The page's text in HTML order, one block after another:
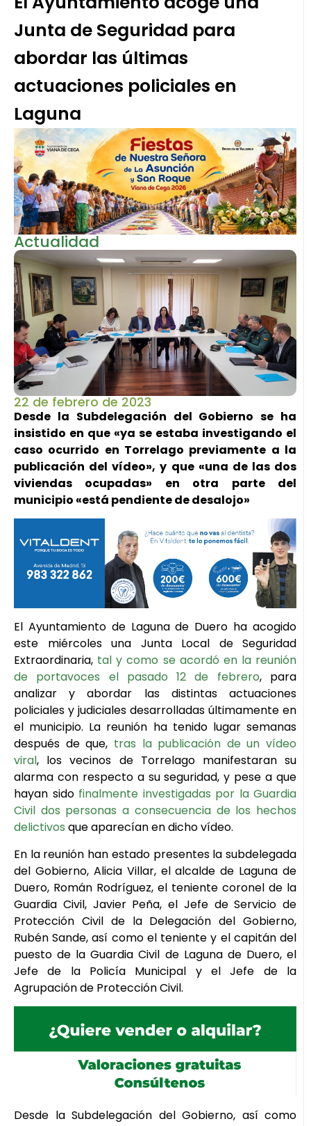
Junta de Seguridad para
abordar las últimas
actuaciones policiales en
Laguna
Actualidad
22 de febrero de 2023
Desde la Subdelegación del Gobierno se ha
insistido en que «ya se estaba investigando el
caso ocurrido en Torrelago previamente a la
publicación del vídeo», y que «una de las dos
viviendas ocupadas» en otra parte del
municipio «está pendiente de desalojo»
El Ayuntamiento de Laguna de Duero ha acogido
este miércoles una Junta Local de Seguridad
Extraordinaria, tal y como se acordó en la reunión
de portavoces el pasado 12 de febrero, para
analizar y abordar las distintas actuaciones
policiales y judiciales desarrolladas últimamente en
el municipio. La reunión ha tenido lugar semanas
después de que, tras la publicación de un vídeo
viral, los vecinos de Torrelago manifestaran su
alarma con respecto a su seguridad, y pese a que
hayan sido finalmente investigadas por la Guardia
Civil dos personas a consecuencia de los hechos
delictivos que aparecían en dicho vídeo.
En la reunión han estado presentes la subdelegada
del Gobierno, Alicia Villar, el alcalde de Laguna de
Duero, Román Rodríguez, el teniente coronel de la
Guardia Civil, Javier Peña, el Jefe de Servicio de
Protección Civil de la Delegación del Gobierno,
Rubén Sande, así como el teniente y el capitán del
puesto de la Guardia Civil de Laguna de Duero, el
Jefe de la Policía Municipal y el Jefe de la
Agrupación de Protección Civil.
Desde la Subdelegación del Gobierno, así como